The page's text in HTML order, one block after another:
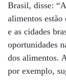
Brasil, disse:
alimentos estão
e as cidades
oportunidades
dos alimentos.
por exemplo,